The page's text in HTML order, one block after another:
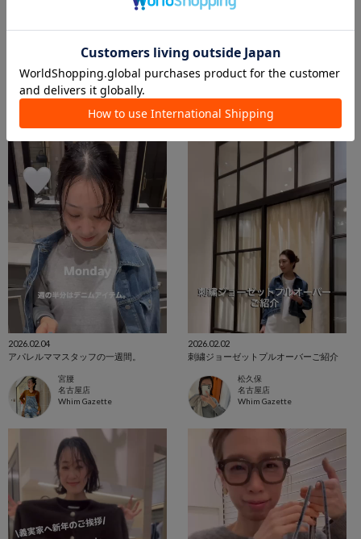
宮腰
名古屋店
Whim Gazette
2026.04.17
名古屋店
Whim Gazette
2026.02.04
アパレルママスタッフの一週間。
宮腰
名古屋店
Whim Gazette
2026.02.02
刺繍ジョーゼットプルオーバーご紹介
松久保
名古屋店
Whim Gazette